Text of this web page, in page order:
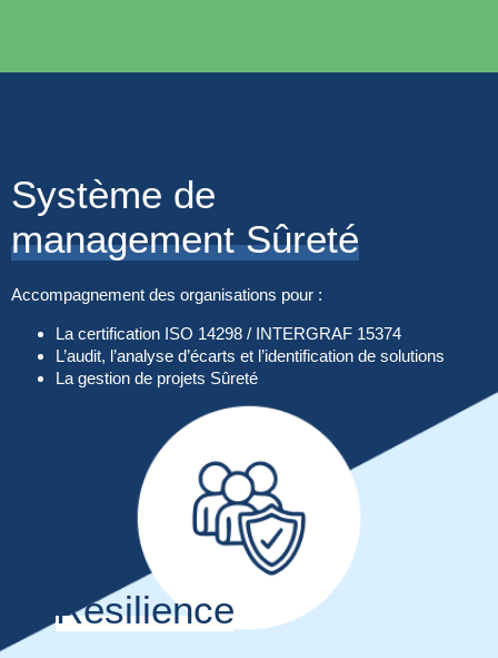
Système de
management Sûreté
Accompagnement des organisations pour :
La certification ISO 14298 / INTERGRAF 15374
L’audit, l’analyse d’écarts et l’identification de solutions
La gestion de projets Sûreté
Résilience